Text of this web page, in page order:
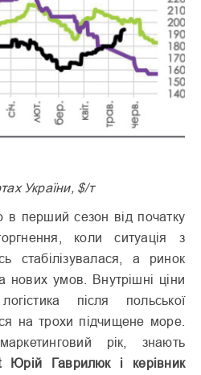
України, $/т
перший сезон від початку
коли ситуація з
стабілізувалася, а ринок
нових умов. Внутрішні ціни
після польської
на трохи підчищене море.
рік, знають
Юрій Гаврилюк і керівник